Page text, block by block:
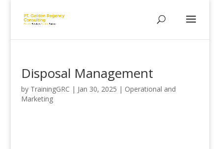
Disposal Management
by TrainingGRC | Jan 30, 2025 | Operational and
Marketing